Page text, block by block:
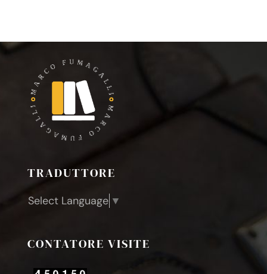
TRADUTTORE
Select Language ▼
CONTATORE VISITE